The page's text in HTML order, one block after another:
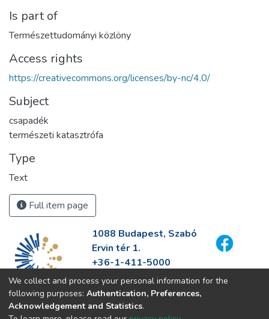
Is part of
Természettudományi közlöny
Access rights
https://creativecommons.org/licenses/by-nc/4.0/
Subject
csapadék
természeti katasztrófa
Type
Text
Full item page
1088 Budapest, Szabó
Ervin tér 1.
+36-1-411-5000
info@fszek.hu
https://fszek.hu
We collect and process your personal information for the
following purposes: Authentication, Preferences,
Acknowledgement and Statistics.